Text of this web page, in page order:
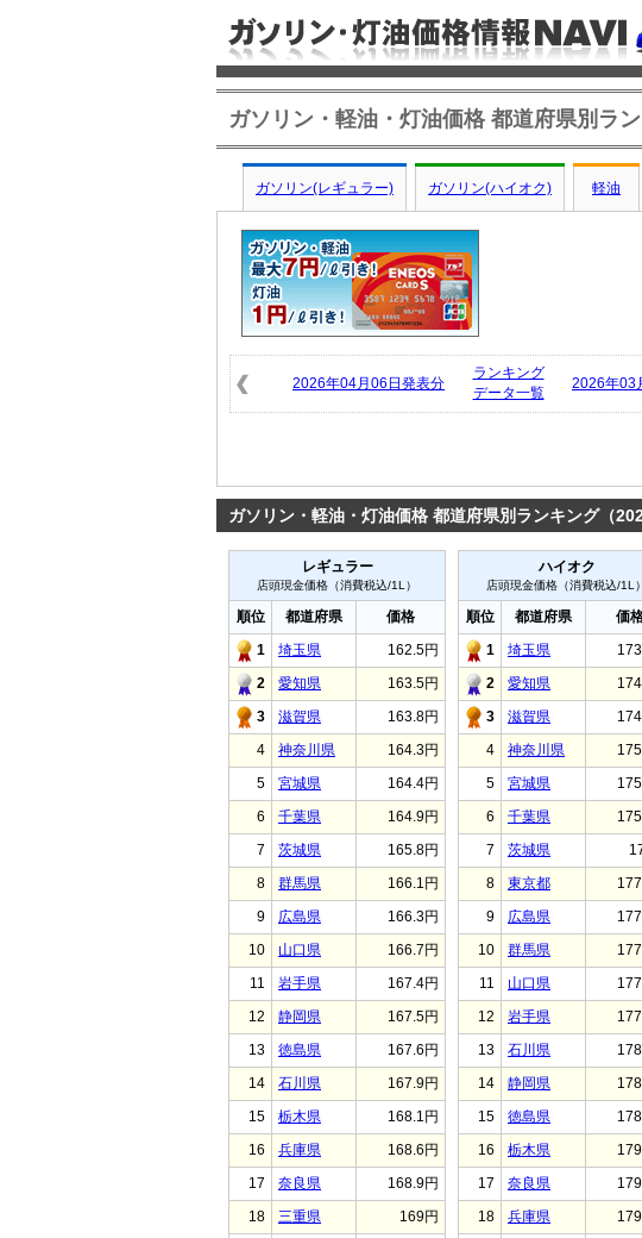
ガソリン・軽油・灯油価格 都道府県別ラ
ガソリン(レギュラー) ガソリン(ハイオク) 軽油
2026年04月06日発表分
ランキング
データ一覧
2026年03
ガソリン・軽油・灯油価格 都道府県別ランキング（
レギュラー
店頭現金価格（消費税込/1L）
順位 都道府県
価格
1
埼玉県
162.5円
2
愛知県
163.5円
3
滋賀県
163.8円
4
神奈川県
164.3円
5
宮城県
164.4円
6
千葉県
164.9円
7
茨城県
165.8円
8
群馬県
166.1円
9
広島県
166.3円
10
山口県
166.7円
11
岩手県
167.4円
12
静岡県
167.5円
13
徳島県
167.6円
14
石川県
167.9円
15
栃木県
168.1円
16
兵庫県
168.6円
17
奈良県
168.9円
18
三重県
169円
ハイオク
店頭現金価格（消費税込/1L）
順位 都道府県
価
1
埼玉県
2
愛知県
3
滋賀県
4
神奈川県
5
宮城県
6
千葉県
7
茨城県
8
東京都
9
広島県
10
群馬県
11
山口県
12
岩手県
13
石川県
14
静岡県
15
徳島県
16
栃木県
17
奈良県
18
兵庫県